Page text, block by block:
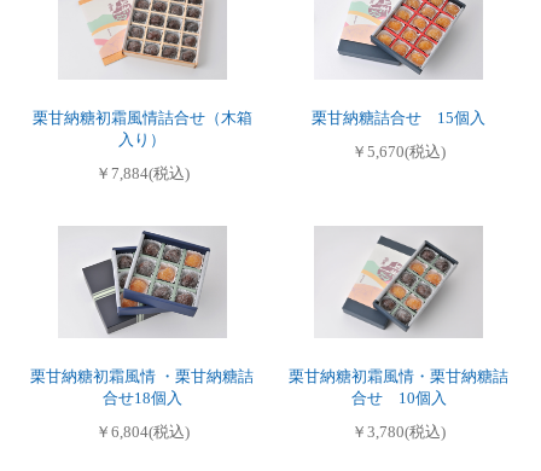
栗甘納糖初霜風情詰合せ（木箱
入り）
￥7,884(税込)
栗甘納糖詰合せ 15個入
￥5,670(税込)
栗甘納糖初霜風情 ・栗甘納糖詰
合せ18個入
￥6,804(税込)
栗甘納糖初霜風情・栗甘納糖詰
合せ 10個入
￥3,780(税込)